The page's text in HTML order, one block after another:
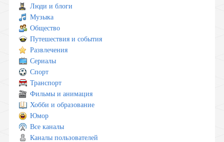
Люди и блоги
Музыка
Общество
Путешествия и события
Развлечения
Сериалы
Спорт
Транспорт
Фильмы и анимация
Хобби и образование
Юмор
Все каналы
Каналы пользователей